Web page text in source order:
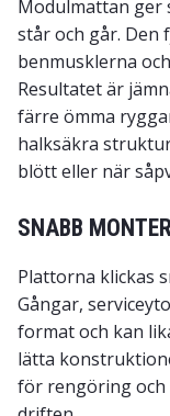
Modulmattan ger
står och går. Den
benmusklerna
Resultatet är
färre ömma
halksäkra
blött eller när
SNABB
Plattorna klickas
Gångar,
format och kan
lätta
för rengöring och